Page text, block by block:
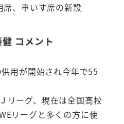
席、車いす席の新設
コメント
用が開始され今年で55
リーグ、現在は全国高校
リーグと多くの方に使